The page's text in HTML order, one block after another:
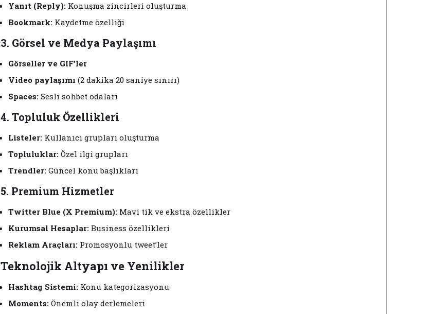
Yanıt (Reply): Konuşma zincirleri oluşturma
Bookmark: Kaydetme özelliği
3. Görsel ve Medya Paylaşımı
Görseller ve GIF’ler
Video paylaşımı (2 dakika 20 saniye sınırı)
Spaces: Sesli sohbet odaları
4. Topluluk Özellikleri
Listeler: Kullanıcı grupları oluşturma
Topluluklar: Özel ilgi grupları
Trendler: Güncel konu başlıkları
5. Premium Hizmetler
Twitter Blue (X Premium): Mavi tik ve ekstra özellikler
Kurumsal Hesaplar: Business özellikleri
Reklam Araçları: Promosyonlu tweet’ler
Teknolojik Altyapı ve Yenilikler
Hashtag Sistemi: Konu kategorizasyonu
Moments: Önemli olay derlemeleri